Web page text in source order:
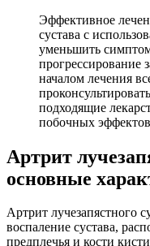
Эффективное
сустава с
уменьшить
прогрессирование
началом лечения
подходящие
побочных
Артрит
основные
Артрит лучезапястного
воспаление сустава,
предплечья и кости